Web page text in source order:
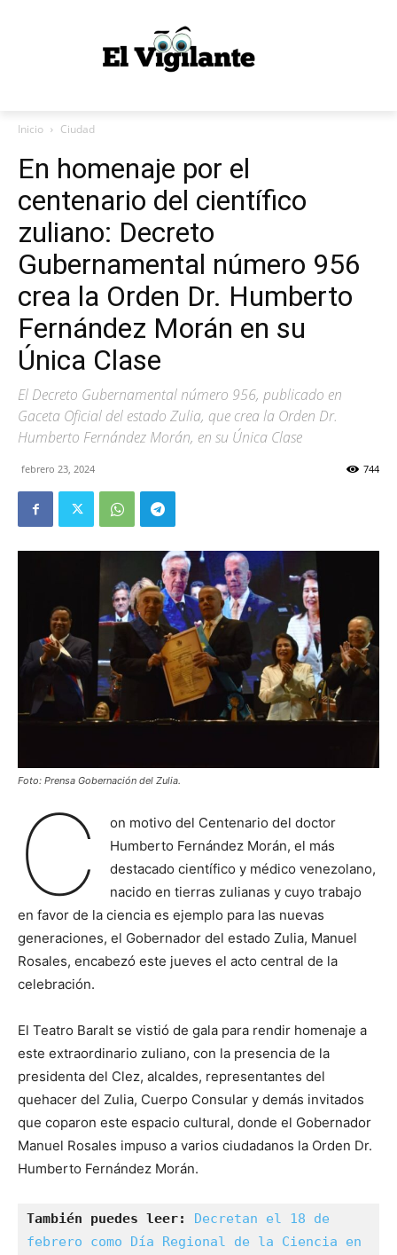
Inicio Ciudad
En homenaje por el
centenario del científico
zuliano: Decreto
Gubernamental número 956
crea la Orden Dr. Humberto
Fernández Morán en su
Única Clase
El Decreto Gubernamental número 956, publicado en
Gaceta Oficial del estado Zulia, que crea la Orden Dr.
Humberto Fernández Morán, en su Única Clase
febrero 23, 2024 744
Foto: Prensa Gobernación del Zulia.
C
on motivo del Centenario del doctor
Humberto Fernández Morán, el más
destacado científico y médico venezolano,
nacido en tierras zulianas y cuyo trabajo
en favor de la ciencia es ejemplo para las nuevas
generaciones, el Gobernador del estado Zulia, Manuel
Rosales, encabezó este jueves el acto central de la
celebración.
El Teatro Baralt se vistió de gala para rendir homenaje a
este extraordinario zuliano, con la presencia de la
presidenta del Clez, alcaldes, representantes del
quehacer del Zulia, Cuerpo Consular y demás invitados
que coparon este espacio cultural, donde el Gobernador
Manuel Rosales impuso a varios ciudadanos la Orden Dr.
Humberto Fernández Morán.
También puedes leer: Decretan el 18 de
febrero como Día Regional de la Ciencia en